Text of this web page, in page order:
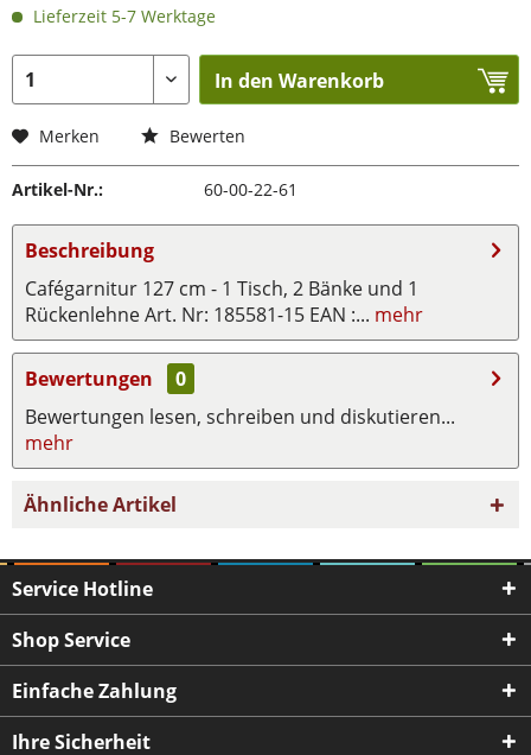
Lieferzeit 5-7 Werktage
In den Warenkorb
Merken Bewerten
Artikel-Nr.: 60-00-22-61
Beschreibung
Cafégarnitur 127 cm - 1 Tisch, 2 Bänke und 1
Rückenlehne Art. Nr: 185581-15 EAN :... mehr
Bewertungen
0
Bewertungen lesen, schreiben und diskutieren...
mehr
Ähnliche Artikel
Service Hotline
Shop Service
Einfache Zahlung
Ihre Sicherheit